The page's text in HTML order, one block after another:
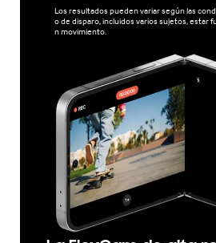
Los resultados pueden variar según las
o de disparo, incluidos varios sujetos, estar
n movimiento.